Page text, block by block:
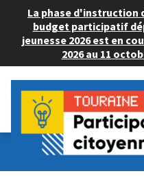
La phase d'instruction
budget participatif
jeunesse 2026 est en
2026 au 11
Budget Participatif
💡 Consulter les projets